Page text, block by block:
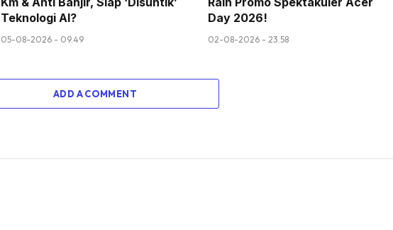
Teknologi AI?
05-08-2026 - 09.49
Day 2026!
02-08-2026 - 23.58
ADD A COMMENT